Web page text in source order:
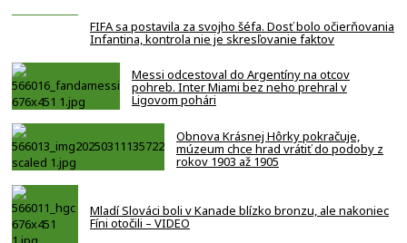
FIFA sa postavila za svojho šéfa. Dosť bolo očierňovania
Infantina, kontrola nie je skresľovanie faktov
Messi odcestoval do Argentíny na otcov
pohreb. Inter Miami bez neho prehral v
Ligovom pohári
Obnova Krásnej Hôrky pokračuje,
múzeum chce hrad vrátiť do podoby z
rokov 1903 až 1905
Mladí Slováci boli v Kanade blízko bronzu, ale nakoniec
Fíni otočili – VIDEO